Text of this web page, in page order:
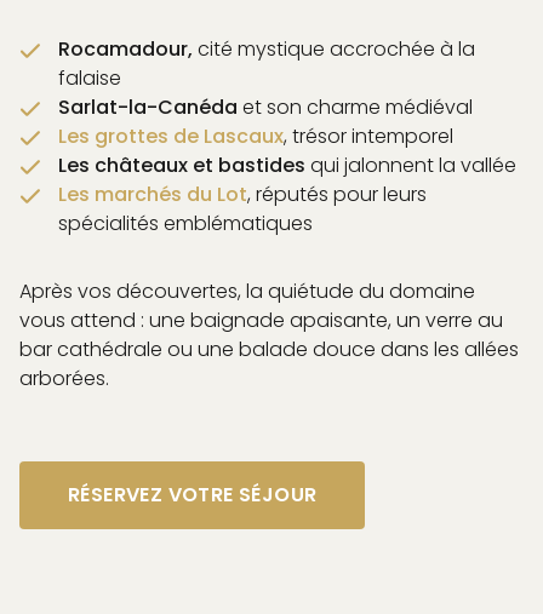
Rocamadour, cité mystique accrochée à la
falaise
Sarlat-la-Canéda et son charme médiéval
Les grottes de Lascaux, trésor intemporel
Les châteaux et bastides qui jalonnent la vallée
Les marchés du Lot, réputés pour leurs
spécialités emblématiques
Après vos découvertes, la quiétude du domaine
vous attend : une baignade apaisante, un verre au
bar cathédrale ou une balade douce dans les allées
arborées.
RÉSERVEZ VOTRE SÉJOUR